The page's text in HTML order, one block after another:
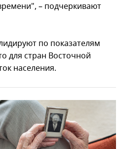
– подчеркивают
по показателям
для стран Восточной
населения.